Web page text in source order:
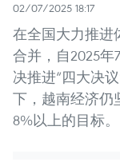
02/07/2025 18:17
在全国大力推进
合并，自2025年
决推进“四大决
下，越南经济仍
8%以上的目标。